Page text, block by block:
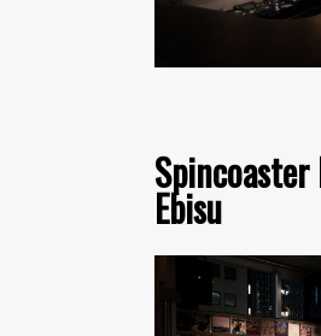
Ebisu